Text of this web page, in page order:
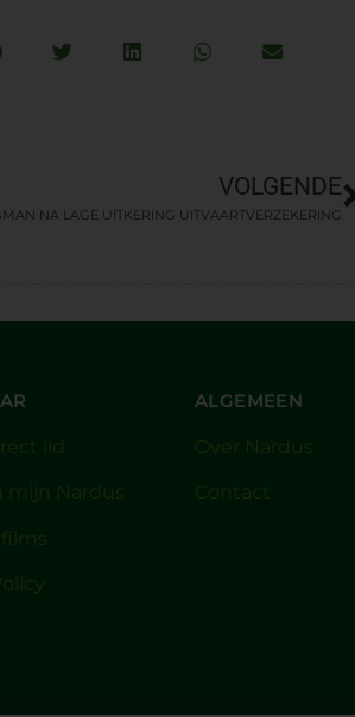
VOLGENDE
NA LAGE UITKERING UITVAARTVERZEKERING
ALGEMEEN